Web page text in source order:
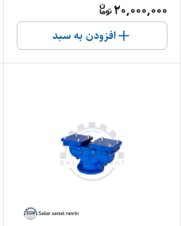
20,000,000
افزودن به سبد